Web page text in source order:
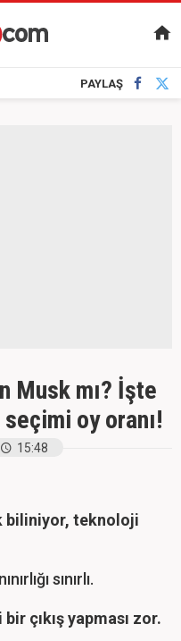
PAYLAŞ
Musk mı? İşte
oy oranı!
15:48
biliniyor, teknoloji
sınırlı.
çıkış yapması zor.